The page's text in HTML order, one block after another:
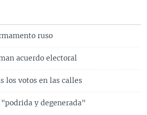
ruso
acuerdo electoral
los votos en las calles
y degenerada"